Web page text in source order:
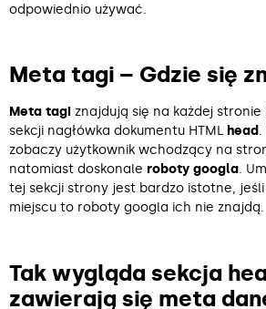
odpowiednio używać.
Meta tagi – Gdzie się
Meta tagi znajdują się na każdej
sekcji nagłówka dokumentu HTML head .
zobaczy użytkownik wchodzący na
natomiast doskonale roboty googla.
tej sekcji strony jest bardzo istotne, jeśli
miejscu to roboty googla ich nie znajdą.
Tak wygląda sekcja
zawierają się meta